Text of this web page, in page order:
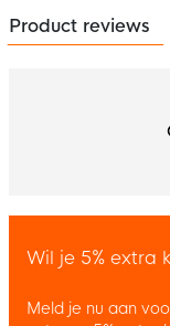
Product reviews
Wil je 5% extra
Meld je nu aan